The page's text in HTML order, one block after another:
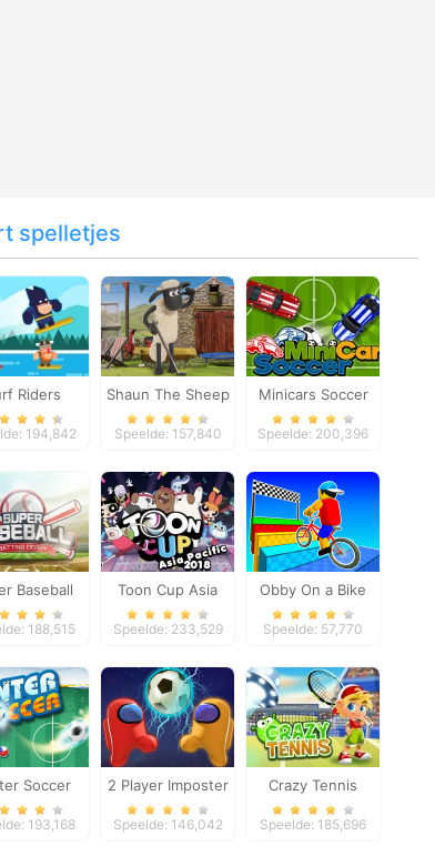
spelletjes
Riders
194,842
Shaun The Sheep
Baahmy Golf
Speelde: 157,840
Minicars Soccer
Speelde: 200,396
Baseball
188,515
Toon Cup Asia
Pacific 2018
Speelde: 233,529
Obby On a Bike
Speelde: 57,770
Soccer
193,168
2 Player Imposter
Soccer
Speelde: 146,042
Crazy Tennis
Speelde: 185,696